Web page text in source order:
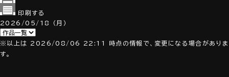
印刷する
2026/05/18
（月）
※以上は 2026/08/06 22:11 時点の情報で、変更になる場合がありま
す。